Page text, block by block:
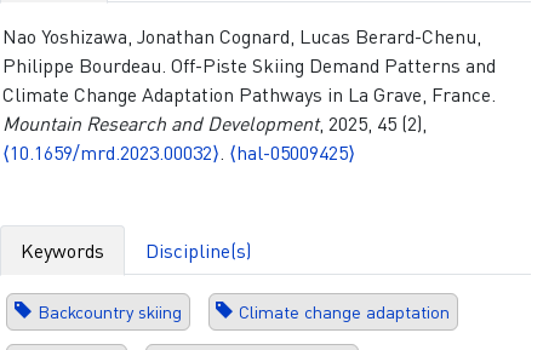
Nao Yoshizawa, Jonathan Cognard, Lucas Berard-Chenu,
Philippe Bourdeau. Off-Piste Skiing Demand Patterns and
Climate Change Adaptation Pathways in La Grave, France.
Mountain Research and Development, 2025, 45 (2),
⟨10.1659/mrd.2023.00032⟩ ⟨hal-05009425⟩
Keywords Discipline(s)
Backcountry skiing Climate change adaptation